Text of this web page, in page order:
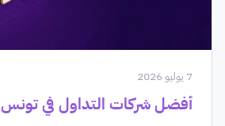
7 يوليو 2026
أفضل شركات التداول في تونس